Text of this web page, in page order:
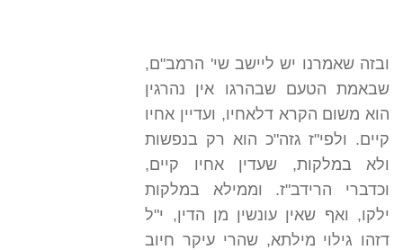
ובזה שאמרנו יש ליישב שי' הרמב"ם,
שבאמת הטעם שבהרגו אין נהרגין
הוא משום הקרא דלאחיו, ועדיין אחיו
קיים. ולפי"ז גזה"כ הוא רק בנפשות
ולא במלקות, שעדין אחיו קיים,
וכדברי הרידב"ז. וממילא במלקות
ילקו, ואף שאין עונשין מן הדין, י"ל
דזהו גילוי מילתא, שהרי עיקר חיוב